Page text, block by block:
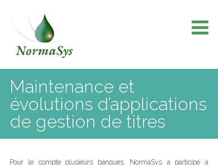
content
Maintenance et
évolutions d’applications
de gestion de titres
Pour le compte plusieurs banques, NormaSys a participé à